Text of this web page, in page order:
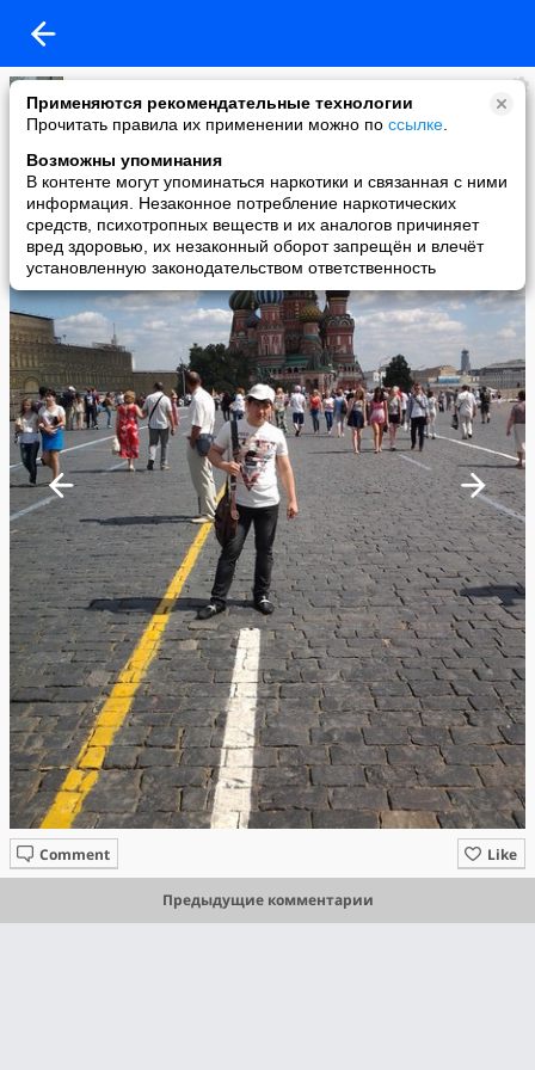
Применяются рекомендательные технологии
Прочитать правила их применении можно по ссылке
Возможны упоминания
В контенте могут упоминаться наркотики и связанная с ними
информация. Незаконное потребление наркотических
средств, психотропных веществ и их аналогов причиняет
вред здоровью, их незаконный оборот запрещён и влечёт
установленную законодательством ответственность
IZKG
added a photo
08 Jul в 18:02
Like
Comment
Предыдущие комментарии